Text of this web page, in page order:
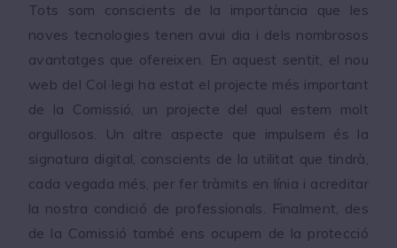
Tots som conscients de la importància que les
noves tecnologies tenen avui dia i dels nombrosos
avantatges que ofereixen. En aquest sentit, el nou
web del Col·legi ha estat el projecte més important
de la Comissió, un projecte del qual estem molt
orgullosos. Un altre aspecte que impulsem és la
signatura digital, conscients de la utilitat que tindrà,
cada vegada més, per fer tràmits en línia i acreditar
la nostra condició de professionals. Finalment, des
de la Comissió també ens ocupem de la protecció